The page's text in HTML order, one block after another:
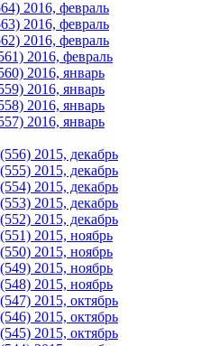
2016, февраль
2016, февраль
2016, февраль
2016, февраль
2016, январь
2016, январь
2016, январь
2016, январь
2015, декабрь
2015, декабрь
2015, декабрь
2015, декабрь
2015, декабрь
2015, ноябрь
2015, ноябрь
2015, ноябрь
2015, ноябрь
2015, октябрь
2015, октябрь
2015, октябрь